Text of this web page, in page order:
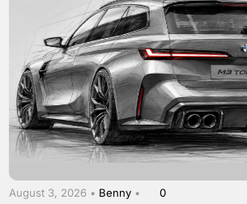
August 3, 2026 • Benny • 0